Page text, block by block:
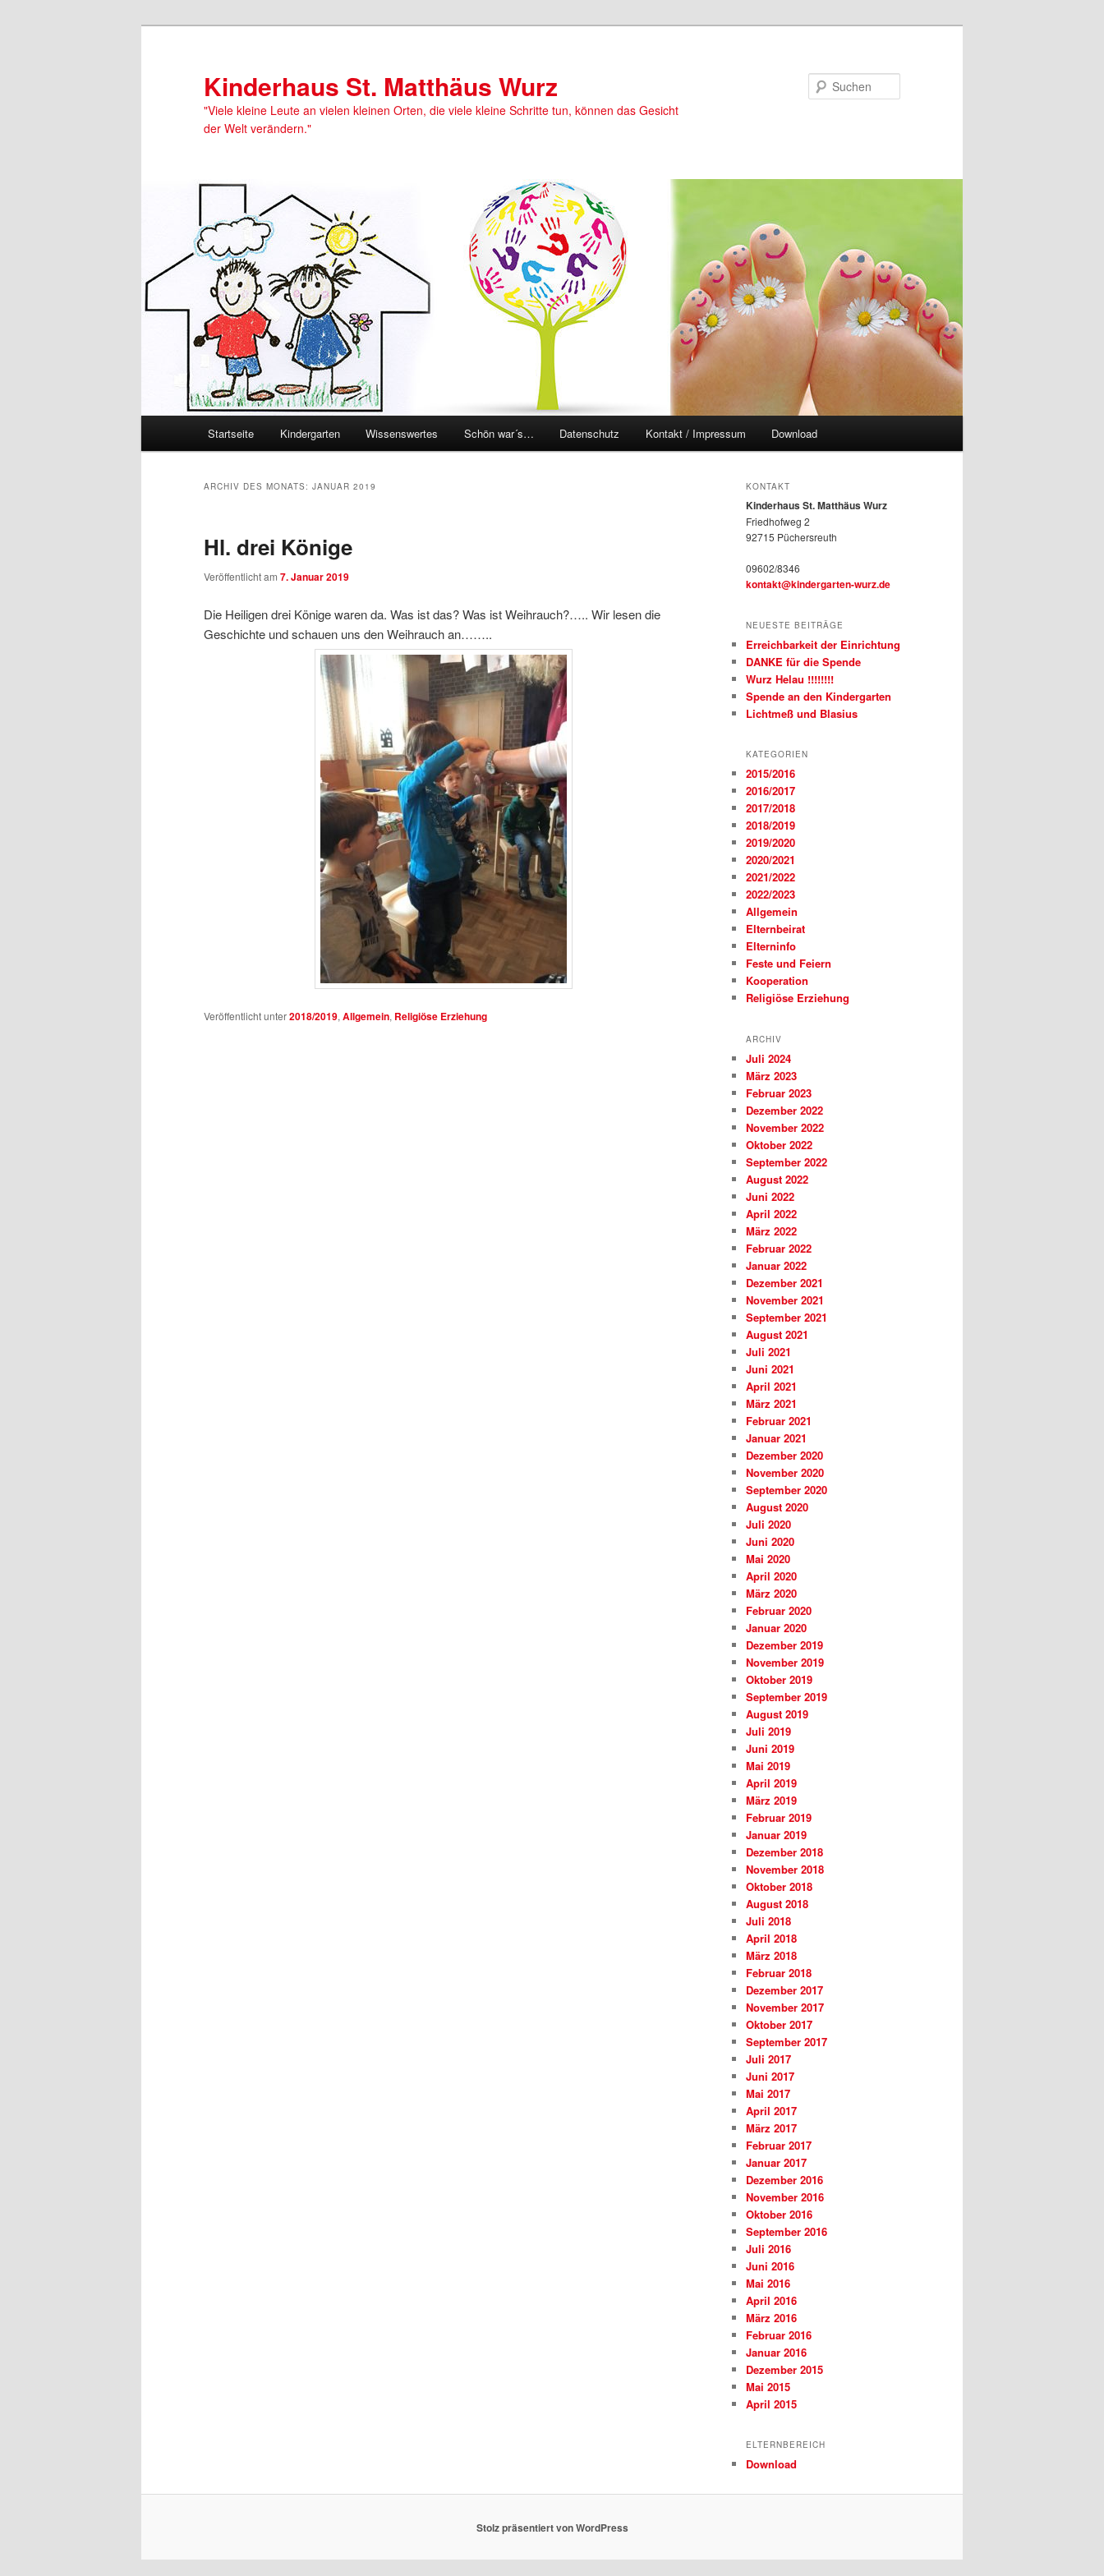
Kinderhaus St. Matthäus Wurz
"Viele kleine Leute an vielen kleinen Orten, die viele kleine Schritte tun, können das Gesicht
der Welt verändern."
Zum primären Inhalt springen
Zum sekundären Inhalt springen
Startseite Kindergarten Wissenswertes Schön war´s… Datenschutz Kontakt / Impressum Download
ARCHIV DES MONATS: JANUAR 2019
Hl. drei Könige
Veröffentlicht am 7. Januar 2019
Die Heiligen drei Könige waren da. Was ist das? Was ist Weihrauch?….. Wir lesen die
Geschichte und schauen uns den Weihrauch an……..
Veröffentlicht unter2018/2019, Allgemein, Religiöse Erziehung
KONTAKT
Kinderhaus St. Matthäus Wurz
Friedhofweg 2
92715 Püchersreuth
09602/8346
kontakt@kindergarten-wurz.de
NEUESTE BEITRÄGE
Erreichbarkeit der Einrichtung
DANKE für die Spende
Wurz Helau !!!!!!!!
Spende an den Kindergarten
Lichtmeß und Blasius
KATEGORIEN
2015/2016
2016/2017
2017/2018
2018/2019
2019/2020
2020/2021
2021/2022
2022/2023
Allgemein
Elternbeirat
Elterninfo
Feste und Feiern
Kooperation
Religiöse Erziehung
ARCHIV
Juli 2024
März 2023
Februar 2023
Dezember 2022
November 2022
Oktober 2022
September 2022
August 2022
Juni 2022
April 2022
März 2022
Februar 2022
Januar 2022
Dezember 2021
November 2021
September 2021
August 2021
Juli 2021
Juni 2021
April 2021
März 2021
Februar 2021
Januar 2021
Dezember 2020
November 2020
September 2020
August 2020
Juli 2020
Juni 2020
Mai 2020
April 2020
März 2020
Februar 2020
Januar 2020
Dezember 2019
November 2019
Oktober 2019
September 2019
August 2019
Juli 2019
Juni 2019
Mai 2019
April 2019
März 2019
Februar 2019
Januar 2019
Dezember 2018
November 2018
Oktober 2018
August 2018
Juli 2018
April 2018
März 2018
Februar 2018
Dezember 2017
November 2017
Oktober 2017
September 2017
Juli 2017
Juni 2017
Mai 2017
April 2017
März 2017
Februar 2017
Januar 2017
Dezember 2016
November 2016
Oktober 2016
September 2016
Juli 2016
Juni 2016
Mai 2016
April 2016
März 2016
Februar 2016
Januar 2016
Dezember 2015
Mai 2015
April 2015
ELTERNBEREICH
Download
Stolz präsentiert von WordPress